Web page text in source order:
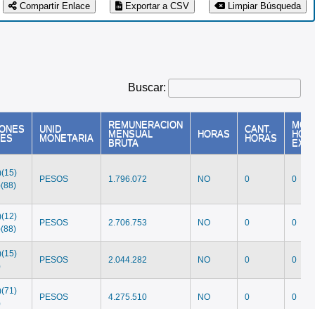
Limpiar Búsqueda
Exportar a CSV
Compartir Enlace
Buscar:
UNID
MONETARIA
REMUNERACION
MENSUAL
BRUTA
HORAS
CANT.
HORAS
PESOS 1.796.072 NO 0 0
PESOS 2.706.753 NO 0 0
PESOS 2.044.282 NO 0 0
PESOS 4.275.510 NO 0 0